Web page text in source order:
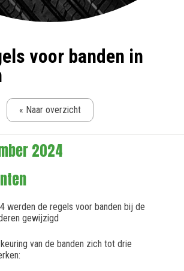
voor banden in
« Naar overzicht
2024
werden de regels voor banden bij de
gewijzigd
van de banden zich tot drie